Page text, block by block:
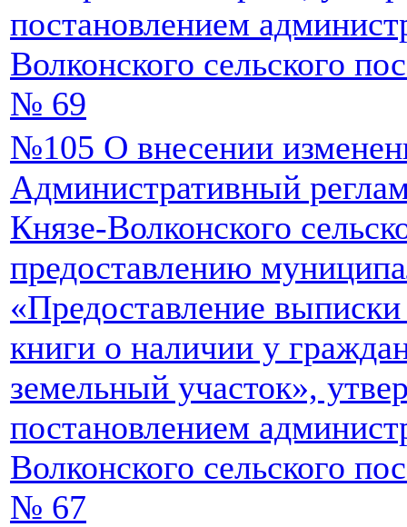
постановлением
Волконского сельского
№ 69
№105 О внесении
Административный
Князе-Волконского
предоставлению
«Предоставление
книги о наличии у
земельный участок»,
постановлением
Волконского сельского
№ 67